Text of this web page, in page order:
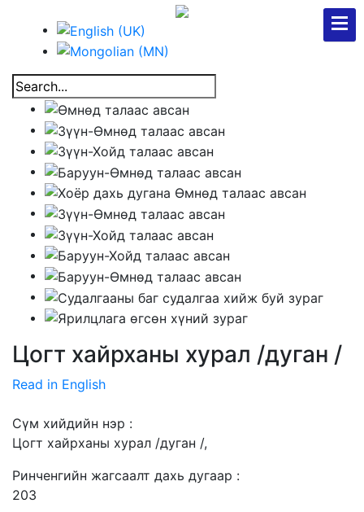
Цогт хайрханы хурал /дуган /
Read in English
Сүм хийдийн нэр :
Цогт хайрханы хурал /дуган /,
Ринченгийн жагсаалт дахь дугаар :
203